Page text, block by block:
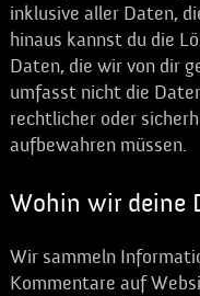
inklusive aller Daten,
hinaus kannst du die
Daten, die wir von dir
umfasst nicht die
rechtlicher oder
aufbewahren müssen.
Wohin wir deine
Wir sammeln
Kommentare auf